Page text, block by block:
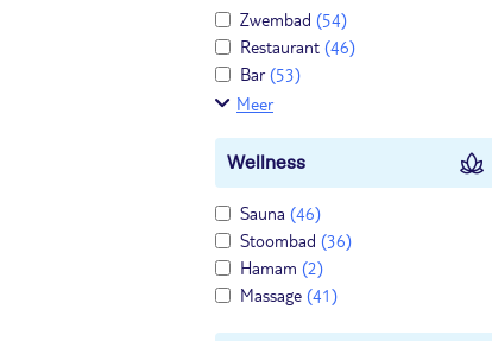
Zwembad (54)
Restaurant (46)
Bar(53)
Meer
Wellness
Sauna (46)
Stoombad (36)
Hamam (2)
Massage (41)